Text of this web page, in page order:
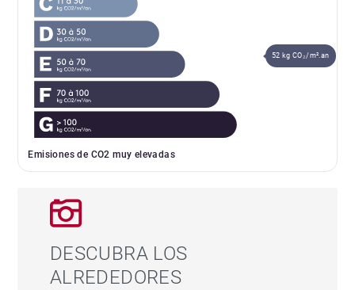
Emisiones de CO2 muy elevadas
52 kg CO₂/m².an
DESCUBRA LOS
ALREDEDORES